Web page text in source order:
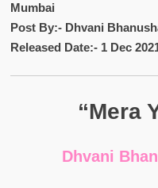
Mumbai
Post By:- Dhvani
Released Date:- 1 Dec
“Mera
Dhvani